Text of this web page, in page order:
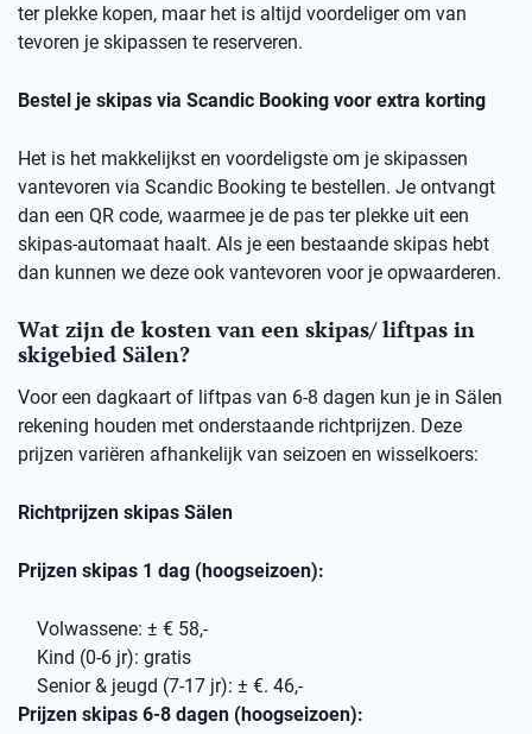
ter plekke kopen, maar het is altijd voordeliger om van
tevoren je skipassen te reserveren.
Bestel je skipas via Scandic Booking voor extra korting
Het is het makkelijkst en voordeligste om je skipassen
vantevoren via Scandic Booking te bestellen. Je ontvangt
dan een QR code, waarmee je de pas ter plekke uit een
skipas-automaat haalt. Als je een bestaande skipas hebt
dan kunnen we deze ook vantevoren voor je opwaarderen.
Wat zijn de kosten van een skipas/ liftpas in
skigebied Sälen?
Voor een dagkaart of liftpas van 6-8 dagen kun je in Sälen
rekening houden met onderstaande richtprijzen. Deze
prijzen variëren afhankelijk van seizoen en wisselkoers:
Richtprijzen skipas Sälen
Prijzen skipas 1 dag (hoogseizoen):
Volwassene: ± € 58,-
Kind (0-6 jr): gratis
Senior & jeugd (7-17 jr): ± €. 46,-
Prijzen skipas 6-8 dagen (hoogseizoen):